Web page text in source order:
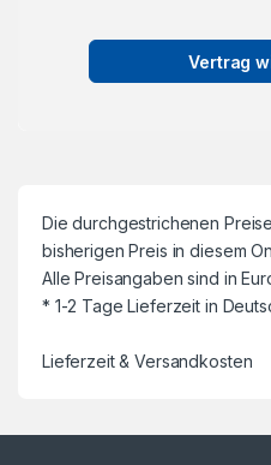
Vertrag
Die durchgestrichenen
bisherigen Preis in diesem
Alle Preisangaben sind in
* 1-2 Tage Lieferzeit in
Lieferzeit & Versandkosten